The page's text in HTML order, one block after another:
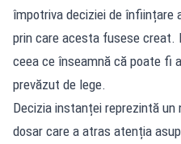
împotriva deciziei de
prin care acesta fusese creat.
ceea ce înseamnă că poate fi
prevăzut de lege.
Decizia instanței reprezintă
dosar care a atras atenția